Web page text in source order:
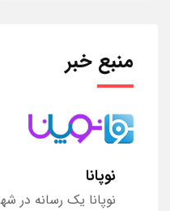
منبع خبر
نوپانا
نوپانا یک رسانه در